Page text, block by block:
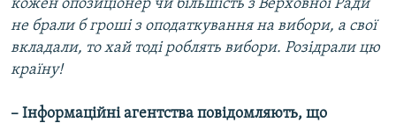
кожен опозиціонер чи більшість з Верховної Ради
не брали б гроші з оподаткування на вибори, а свої
вкладали, то хай тоді роблять вибори. Розідрали цю
країну!
– Інформаційні агентства повідомляють, що